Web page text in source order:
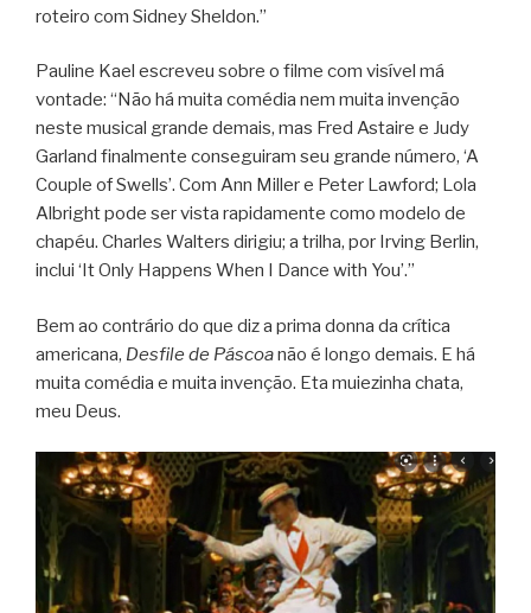
roteiro com Sidney Sheldon.”
Pauline Kael escreveu sobre o filme com visível má
vontade: “Não há muita comédia nem muita invenção
neste musical grande demais, mas Fred Astaire e Judy
Garland finalmente conseguiram seu grande número, ‘A
Couple of Swells’. Com Ann Miller e Peter Lawford; Lola
Albright pode ser vista rapidamente como modelo de
chapéu. Charles Walters dirigiu; a trilha, por Irving Berlin,
inclui ‘It Only Happens When I Dance with You’.”
Bem ao contrário do que diz a prima donna da crítica
americana, Desfile de Páscoanão é longo demais. E há
muita comédia e muita invenção. Eta muiezinha chata,
meu Deus.